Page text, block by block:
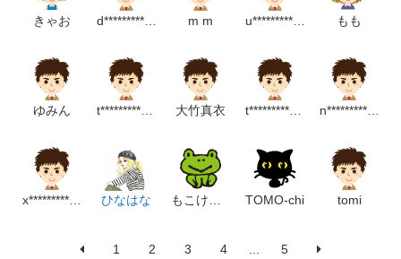
きゃお d**********************m m m u****************p もも
ゆみん t*******************m 大竹真衣 t****************m n********************m
x**************m ひなはな もこけろりん TOMO-chi tomi
1 2 3 4 5